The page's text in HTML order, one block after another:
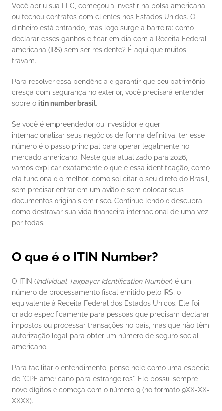
Você abriu sua LLC, começou a investir na bolsa americana
ou fechou contratos com clientes nos Estados Unidos. O
dinheiro está entrando, mas logo surge a barreira: como
declarar esses ganhos e ficar em dia com a Receita Federal
americana (IRS) sem ser residente? É aqui que muitos
travam.
Para resolver essa pendência e garantir que seu patrimônio
cresça com segurança no exterior, você precisará entender
sobre o itin number brasil.
Se você é empreendedor ou investidor e quer
internacionalizar seus negócios de forma definitiva, ter esse
número é o passo principal para operar legalmente no
mercado americano. Neste guia atualizado para 2026,
vamos explicar exatamente o que é essa identificação, como
ela funciona e o melhor: como solicitar o seu direto do Brasil,
sem precisar entrar em um avião e sem colocar seus
documentos originais em risco. Continue lendo e descubra
como destravar sua vida financeira internacional de uma vez
por todas.
O que é o ITIN Number?
O ITIN (Individual Taxpayer Identification Number) é um
número de processamento fiscal emitido pelo IRS, o
equivalente à Receita Federal dos Estados Unidos. Ele foi
criado especificamente para pessoas que precisam declarar
impostos ou processar transações no país, mas que não têm
autorização legal para obter um número de seguro social
americano.
Para facilitar o entendimento, pense nele como uma espécie
de "CPF americano para estrangeiros". Ele possui sempre
nove dígitos e começa com o número 9 (no formato 9XX-XX-
XXXX).